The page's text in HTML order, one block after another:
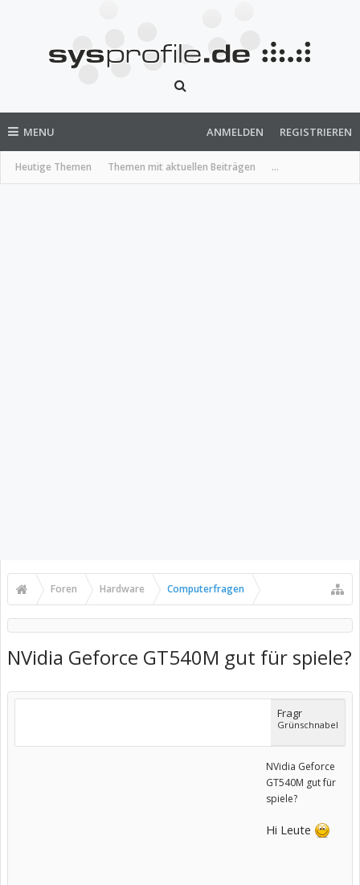
MENU
Heutige Themen Themen mit aktuellen Beiträgen ...
ANMELDEN REGISTRIEREN
Foren Hardware Computerfragen
NVidia Geforce GT540M gut für spiele?
Fragr
Grünschnabel
NVidia Geforce
GT540M gut für
spiele?
Hi Leute